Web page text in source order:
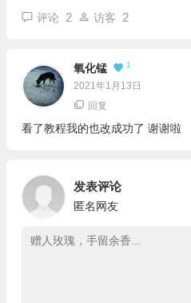
评论 2 访客 2
氧化锰 1
2021年1月13日
回复
看了教程我的也改成功了 谢谢啦
发表评论
匿名网友